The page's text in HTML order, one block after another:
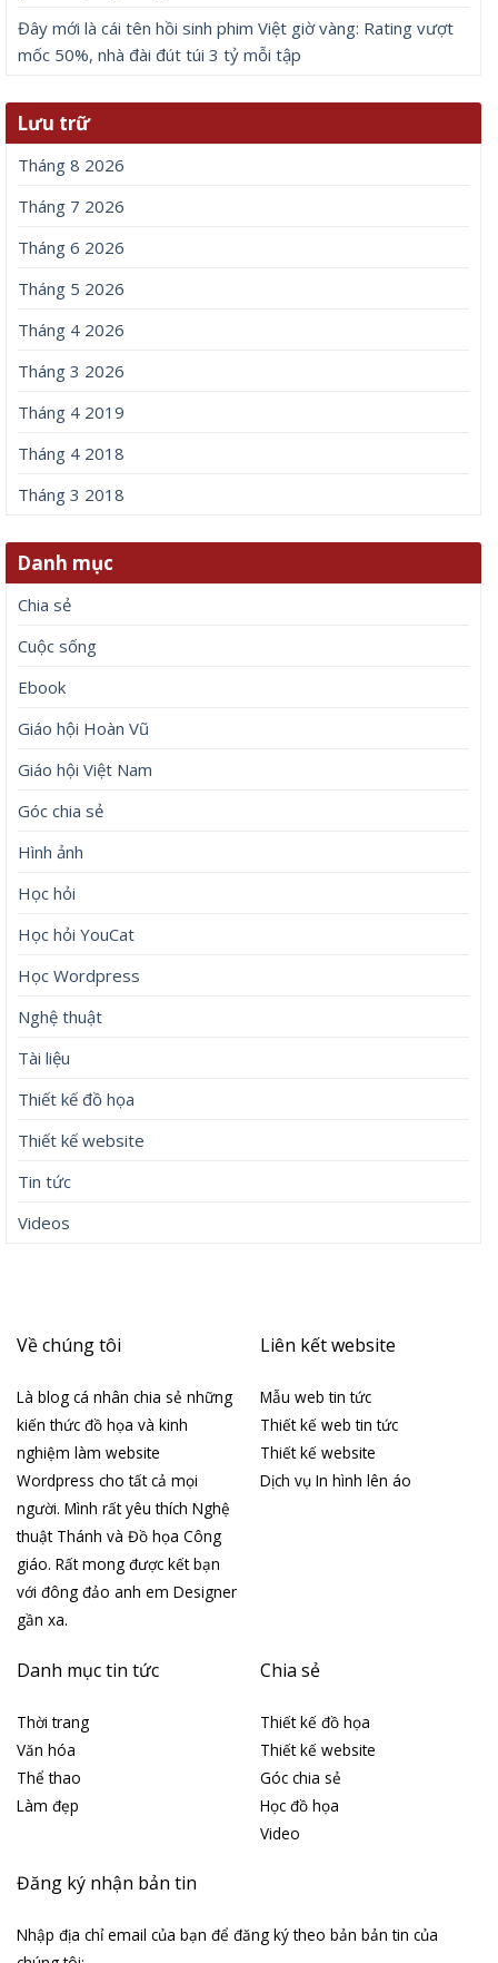
Đây mới là cái tên hồi sinh phim Việt giờ vàng: Rating vượt
mốc 50%, nhà đài đút túi 3 tỷ mỗi tập
Lưu trữ
Tháng 8 2026
Tháng 7 2026
Tháng 6 2026
Tháng 5 2026
Tháng 4 2026
Tháng 3 2026
Tháng 4 2019
Tháng 4 2018
Tháng 3 2018
Danh mục
Chia sẻ
Cuộc sống
Ebook
Giáo hội Hoàn Vũ
Giáo hội Việt Nam
Góc chia sẻ
Hình ảnh
Học hỏi
Học hỏi YouCat
Học Wordpress
Nghệ thuật
Tài liệu
Thiết kế đồ họa
Thiết kế website
Tin tức
Videos
Về chúng tôi
Là blog cá nhân chia sẻ những
kiến thức đồ họa và kinh
nghiệm làm website
Wordpress cho tất cả mọi
người. Mình rất yêu thích Nghệ
thuật Thánh và Đồ họa Công
giáo. Rất mong được kết bạn
với đông đảo anh em Designer
gần xa.
Liên kết website
Mẫu web tin tức
Thiết kế web tin tức
Thiết kế website
Dịch vụ In hình lên áo
Danh mục tin tức
Thời trang
Văn hóa
Thể thao
Làm đẹp
Chia sẻ
Thiết kế đồ họa
Thiết kế website
Góc chia sẻ
Học đồ họa
Video
Đăng ký nhận bản tin
Nhập địa chỉ email của bạn để đăng ký theo bản bản tin của